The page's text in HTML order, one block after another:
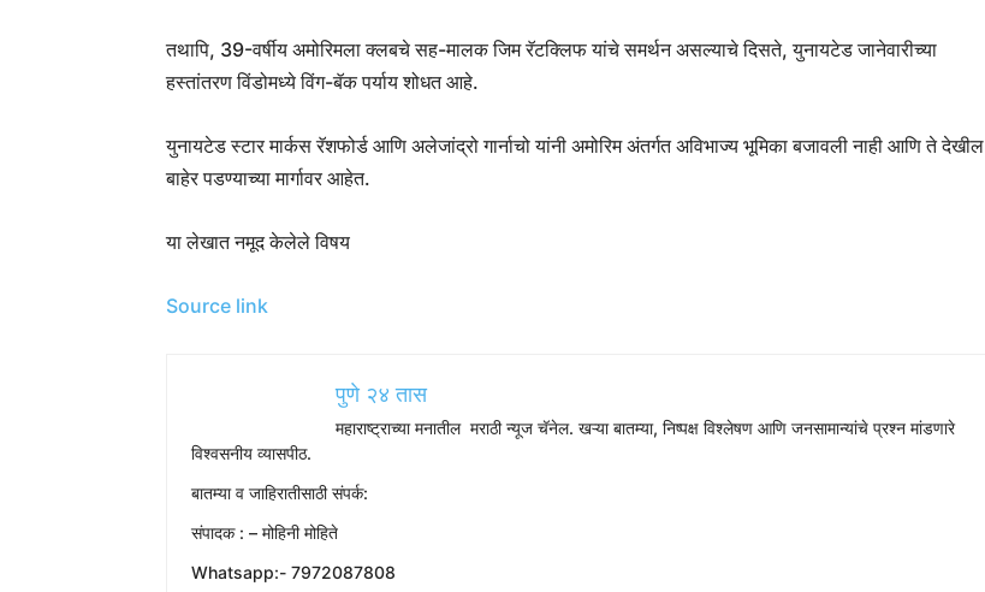
तथापि, 39-वर्षीय अमोरिमला क्लबचे सह-मालक जिम रॅटक्लिफ यांचे समर्थन असल्याचे दिसते, युनायटेड जानेवारीच्या
हस्तांतरण विंडोमध्ये विंग-बॅक पर्याय शोधत आहे.
युनायटेड स्टार मार्कस रॅशफोर्ड आणि अलेजांद्रो गार्नाचो यांनी अमोरिम अंतर्गत अविभाज्य भूमिका बजावली नाही आणि ते देखील
बाहेर पडण्याच्या मार्गावर आहेत.
या लेखात नमूद केलेले विषय
Source link
पुणे २४ तास
महाराष्ट्राच्या मनातील मराठी न्यूज चॅनेल. खऱ्या बातम्या, निष्पक्ष विश्लेषण आणि जनसामान्यांचे प्रश्न मांडणारे
विश्वसनीय व्यासपीठ.
बातम्या व जाहिरातीसाठी संपर्क:
संपादक : – मोहिनी मोहिते
Whatsapp:- 7972087808